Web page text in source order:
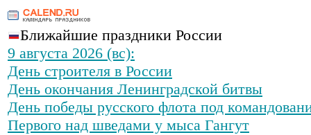
Ближайшие праздники России
9 августа 2026 (вс):
День строителя в России
День окончания Ленинградской битвы
День победы русского флота под
Первого над шведами у мыса Гангут